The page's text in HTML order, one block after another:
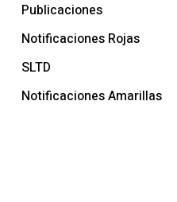
Publicaciones
Notificaciones Rojas
SLTD
Notificaciones Amarillas